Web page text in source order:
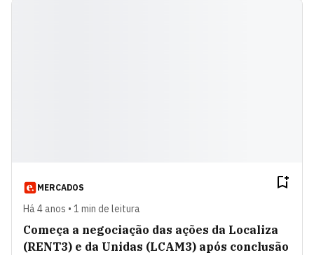
MERCADOS
Há 4 anos • 1 min de leitura
Começa a negociação das ações da Localiza
(RENT3) e da Unidas (LCAM3) após conclusão